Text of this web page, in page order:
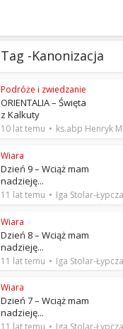
Tag -Kanonizacja
Podróże i zwiedzanie
ORIENTALIA – Święta
z Kalkuty
10 lat temu ks.abp Henryk
Wiara
Dzień 9 – Wciąż mam
nadzieję...
11 lat temu Iga Stolar-
Wiara
Dzień 8 – Wciąż mam
nadzieję...
11 lat temu Iga Stolar-
Wiara
Dzień 7 – Wciąż mam
nadzieję...